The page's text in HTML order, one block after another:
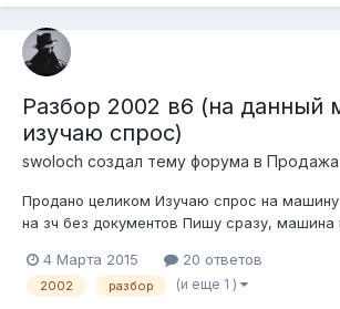
Разбор 2002 в6 (на данный
изучаю спрос)
swoloch создал тему форума в Продажа
Продано целиком Изучаю спрос на
на зч без документов Пишу сразу, машина
появилось) в рф с 2010г Пострадала
и ее подвеска, на данный момент машина
4 Марта 2015 20 ответов
2002 разбор (и еще 1 )